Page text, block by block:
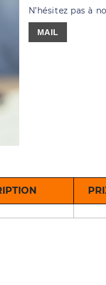
N’hésitez pas à
MAIL